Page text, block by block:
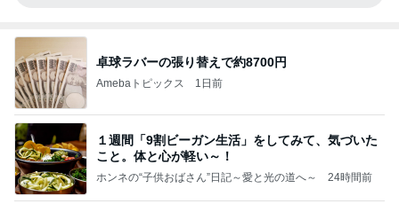
卓球ラバーの張り替えで約8700円
Amebaトピックス 1日前
１週間「9割ビーガン生活」をしてみて、気づいた
こと。体と心が軽い～！
ホンネの“子供おばさん”日記～愛と光の道へ～ 24時間前